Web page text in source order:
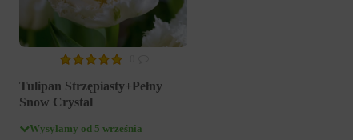
Tulipan Strzępiasty+Pełny
Snow Crystal
Wysyłamy od 5 września